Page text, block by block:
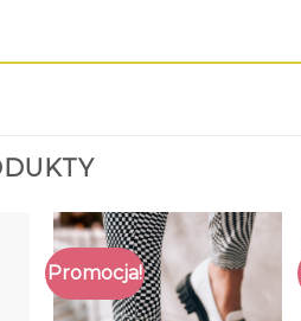
Promocja!